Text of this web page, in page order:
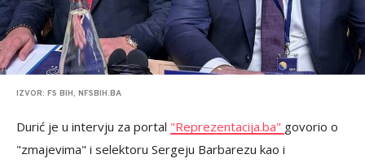
IZVOR: FS BIH, NFSBIH.BA
Durić je u intervju za portal "Reprezentacija.ba" govorio o
"zmajevima" i selektoru Sergeju Barbarezu kao i